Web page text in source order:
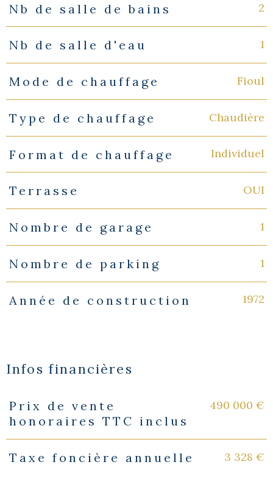
Nb de salle de bains 2
Nb de salle d'eau 1
Mode de chauffage Fioul
Type de chauffage Chaudière
Format de chauffage Individuel
Terrasse OUI
Nombre de garage 1
Nombre de parking 1
Année de construction 1972
Infos financières
Caractéristiques Valeurs
Prix de vente
honoraires TTC inclus
490 000 €
Taxe foncière annuelle 3 328 €